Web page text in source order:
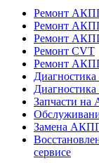
Ремонт
Ремонт
Ремонт
Ремонт CVT
Ремонт
Запчасти
Замена
сервисе